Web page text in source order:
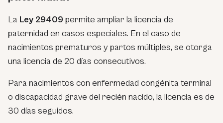
La Ley 29409 permite ampliar la licencia de
paternidad en casos especiales. En el caso de
nacimientos prematuros y partos múltiples, se otorga
una licencia de 20 días consecutivos.
Para nacimientos con enfermedad congénita terminal
o discapacidad grave del recién nacido, la licencia es de
30 días seguidos.